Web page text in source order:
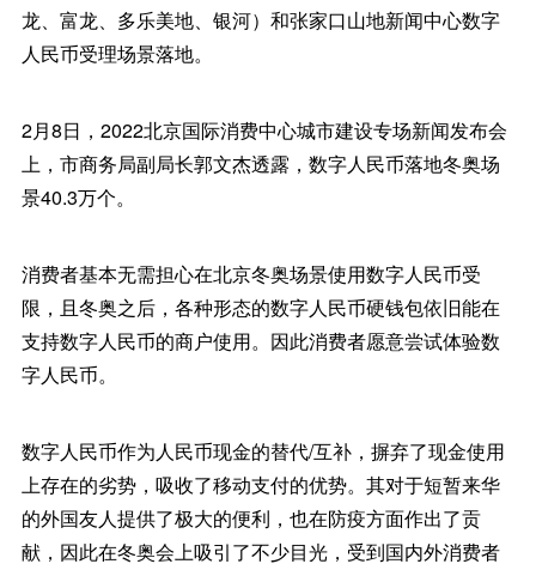
龙、富龙、多乐美地、银河）和张家口山地新闻中心数字
人民币受理场景落地。
2月8日，2022北京国际消费中心城市建设专场新闻发布会
上，市商务局副局长郭文杰透露，数字人民币落地冬奥场
景40.3万个。
消费者基本无需担心在北京冬奥场景使用数字人民币受
限，且冬奥之后，各种形态的数字人民币硬钱包依旧能在
支持数字人民币的商户使用。因此消费者愿意尝试体验数
字人民币。
数字人民币作为人民币现金的替代/互补，摒弃了现金使用
上存在的劣势，吸收了移动支付的优势。其对于短暂来华
的外国友人提供了极大的便利，也在防疫方面作出了贡
献，因此在冬奥会上吸引了不少目光，受到国内外消费者